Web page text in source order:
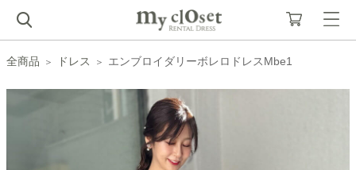
全商品 ドレス エンブロイダリーボレロドレスMbe1